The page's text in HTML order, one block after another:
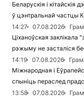
Беларускія і кітайскія
ў цэнтральнай частцы
14:27
07.08.2026
Ціханоўская
рэжыму не засталіся
14:19
07.08.2026
Міжнародная і
спыніць пераслед
13:58
07.08.2026